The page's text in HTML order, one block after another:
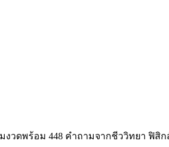
วดพร้อม 448 คำถามจากชีววิทยา ฟิสิก